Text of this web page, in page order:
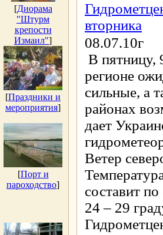
[Диорама
"Штурм
крепости
Измаил"]
[Праздники и
мероприятия]
[Порт и
пароходство]
вторника
08.07.10г
В пятницу,
регионе
сильные, а
районах
дает
Ветер
составит
24 – 29